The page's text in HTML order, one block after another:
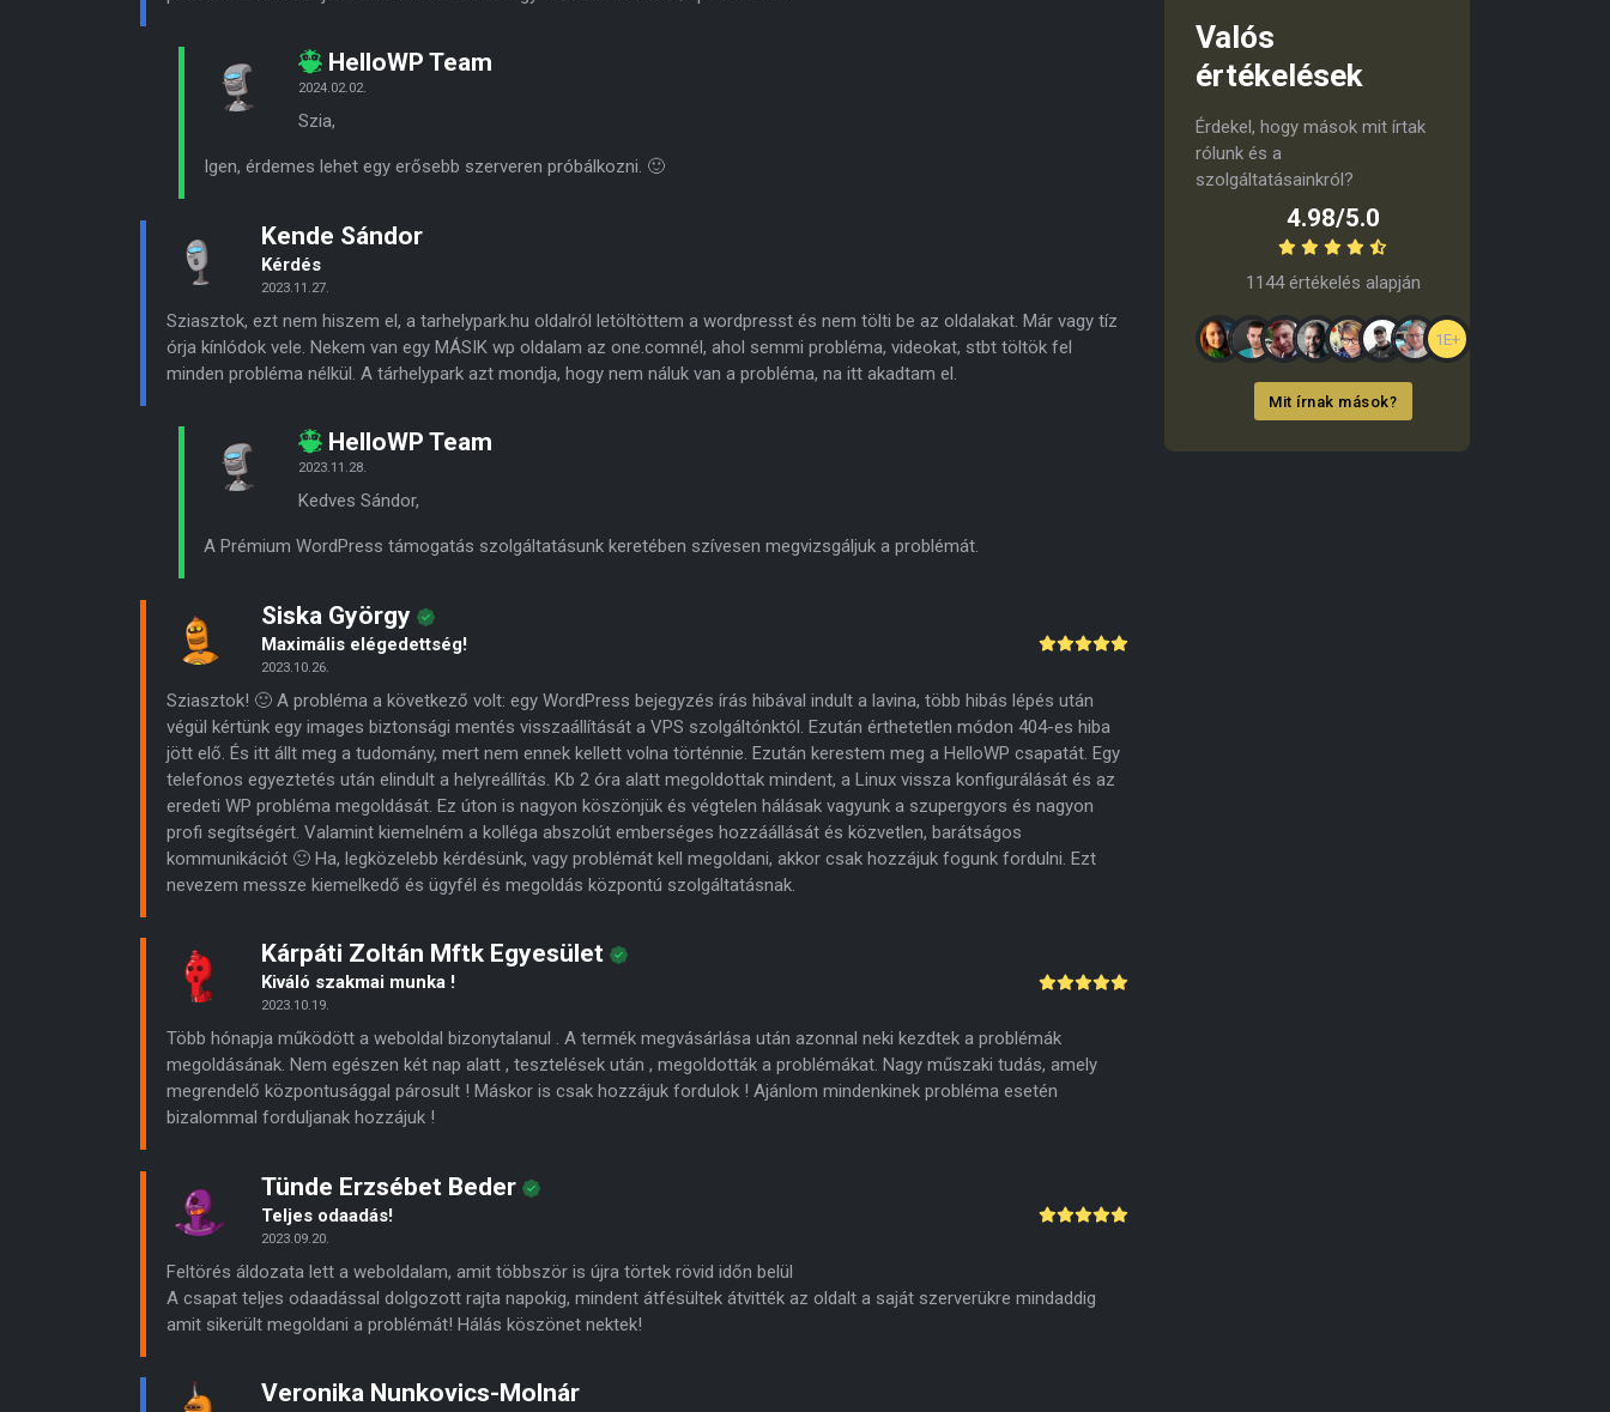
HelloWP Team
2024.02.02.
Szia,
Igen, érdemes lehet egy erősebb szerveren próbálkozni. 🙂
Kende Sándor
Kérdés
2023.11.27.
Sziasztok, ezt nem hiszem el, a tarhelypark.hu oldalról letöltöttem a wordpresst és nem tölti be az oldalakat. Már vagy tíz
órja kínlódok vele. Nekem van egy MÁSIK wp oldalam az one.comnél, ahol semmi probléma, videokat, stbt töltök fel
minden probléma nélkül. A tárhelypark azt mondja, hogy nem náluk van a probléma, na itt akadtam el.
HelloWP Team
2023.11.28.
Kedves Sándor,
A Prémium WordPress támogatás szolgáltatásunk keretében szívesen megvizsgáljuk a problémát.
Siska György
Maximális elégedettség!
2023.10.26.
Sziasztok! 🙂 A probléma a következő volt: egy WordPress bejegyzés írás hibával indult a lavina, több hibás lépés után
végül kértünk egy images biztonsági mentés visszaállítását a VPS szolgáltónktól. Ezután érthetetlen módon 404-es hiba
jött elő. És itt állt meg a tudomány, mert nem ennek kellett volna történnie. Ezután kerestem meg a HelloWP csapatát. Egy
telefonos egyeztetés után elindult a helyreállítás. Kb 2 óra alatt megoldottak mindent, a Linux vissza konfigurálását és az
eredeti WP probléma megoldását. Ez úton is nagyon köszönjük és végtelen hálásak vagyunk a szupergyors és nagyon
profi segítségért. Valamint kiemelném a kolléga abszolút emberséges hozzáállását és közvetlen, barátságos
kommunikációt 🙂 Ha, legközelebb kérdésünk, vagy problémát kell megoldani, akkor csak hozzájuk fogunk fordulni. Ezt
nevezem messze kiemelkedő és ügyfél és megoldás központú szolgáltatásnak.
Kárpáti Zoltán Mftk Egyesület
Kiváló szakmai munka !
2023.10.19.
Több hónapja működött a weboldal bizonytalanul . A termék megvásárlása után azonnal neki kezdtek a problémák
megoldásának. Nem egészen két nap alatt , tesztelések után , megoldották a problémákat. Nagy műszaki tudás, amely
megrendelő központusággal párosult ! Máskor is csak hozzájuk fordulok ! Ajánlom mindenkinek probléma esetén
bizalommal forduljanak hozzájuk !
Tünde Erzsébet Beder
Teljes odaadás!
2023.09.20.
Feltörés áldozata lett a weboldalam, amit többször is újra törtek rövid időn belül
A csapat teljes odaadással dolgozott rajta napokig, mindent átfésültek átvitték az oldalt a saját szerverükre mindaddig
amit sikerült megoldani a problémát! Hálás köszönet nektek!
Veronika Nunkovics-Molnár
Valós
értékelések
Érdekel, hogy mások mit írtak
rólunk és a
szolgáltatásainkról?
4.98/5.0
1144 értékelés alapján
1E+
Mit írnak mások?